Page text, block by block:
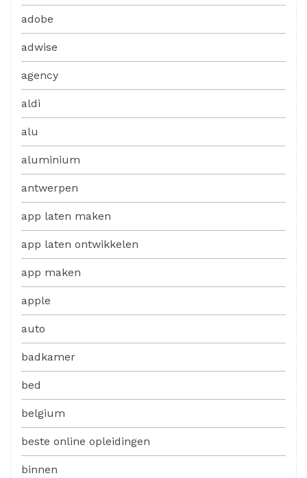
adobe
adwise
agency
aldi
alu
aluminium
antwerpen
app laten maken
app laten ontwikkelen
app maken
apple
auto
badkamer
bed
belgium
beste online opleidingen
binnen